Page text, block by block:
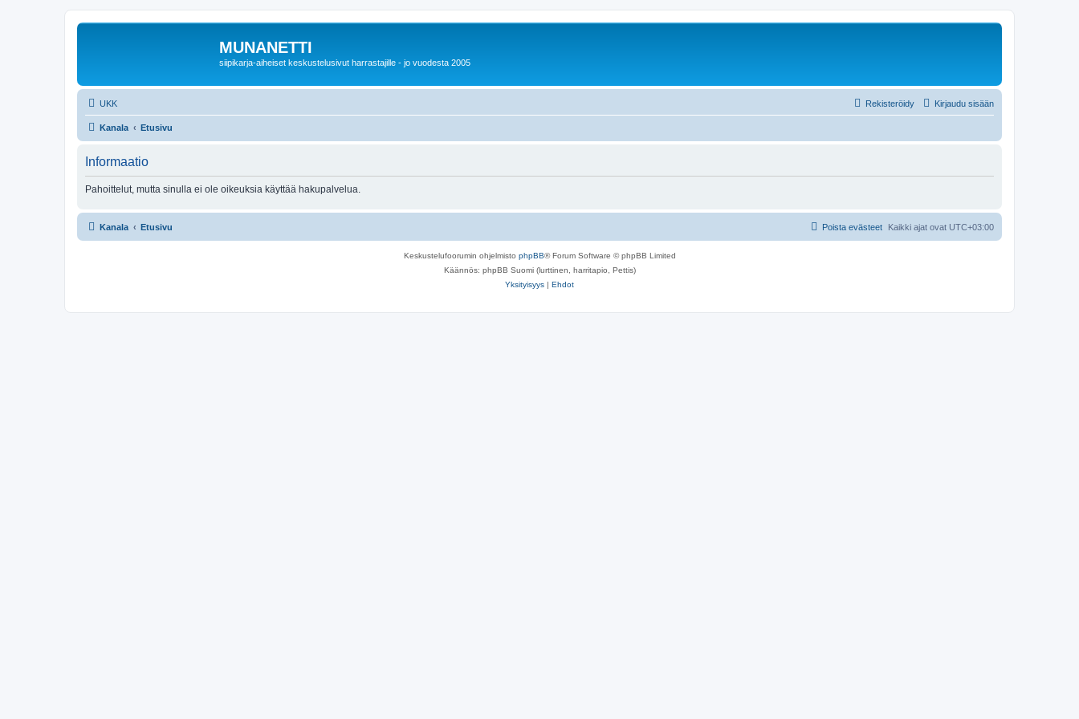
MUNANETTI
siipikarja-aiheiset keskustelusivut harrastajille - jo vuodesta 2005
UKK Kirjaudu sisään
Rekisteröidy
Kanala Etusivu
Informaatio
Pahoittelut, mutta sinulla ei ole oikeuksia käyttää hakupalvelua.
Kanala Etusivu Kaikki ajat ovat UTC+03:00
Poista evästeet
Keskustelufoorumin ohjelmisto phpBB® Forum Software © phpBB Limited
Käännös: phpBB Suomi (lurttinen, harritapio, Pettis)
Yksityisyys | Ehdot